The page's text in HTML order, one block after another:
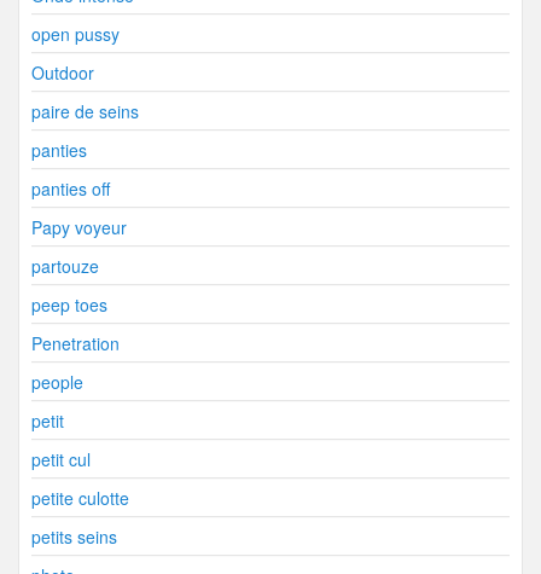
open pussy
Outdoor
paire de seins
panties
panties off
Papy voyeur
partouze
peep toes
Penetration
people
petit
petit cul
petite culotte
petits seins